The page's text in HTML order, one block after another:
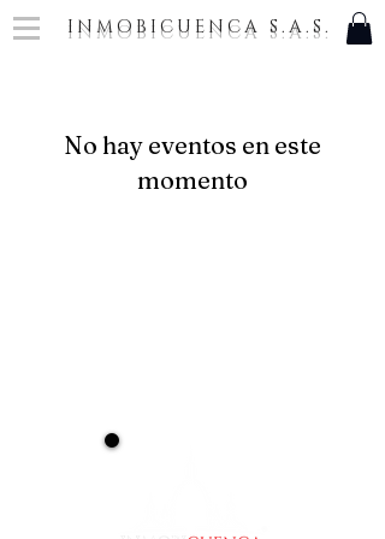
INMOBICUENCA S.A.S.
No hay eventos en este
momento